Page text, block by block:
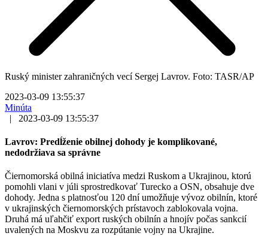
Ruský minister zahraničných vecí Sergej Lavrov. Foto: TASR/AP
2023-03-09 13:55:37
Minúta
|
2023-03-09 13:55:37
Lavrov: Predĺženie obilnej dohody je komplikované,
nedodržiava sa správne
Čiernomorská obilná iniciatíva medzi Ruskom a Ukrajinou, ktorú
pomohli vlani v júli sprostredkovať Turecko a OSN, obsahuje dve
dohody. Jedna s platnosťou 120 dní umožňuje vývoz obilnín, ktoré
v ukrajinských čiernomorských prístavoch zablokovala vojna.
Druhá má uľahčiť export ruských obilnín a hnojív počas sankcií
uvalených na Moskvu za rozpútanie vojny na Ukrajine.